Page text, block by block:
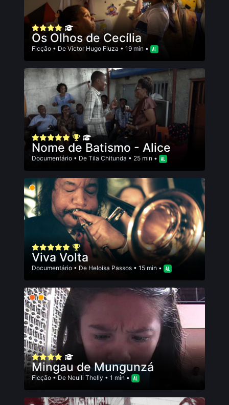
Os Olhos de Cecília
Ficção • De Victor Hugo Fiuza • 19 min •
Nome de Batismo - Alice
Documentário • De Tila Chitunda • 25 min •
Viva Volta
Documentário • De Heloísa Passos • 15 min •
Mingau de Mungunzá
Ficção • De Neulli Thelly • 1 min •